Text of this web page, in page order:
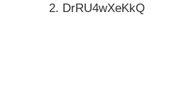
DrRU4wXeKkQ